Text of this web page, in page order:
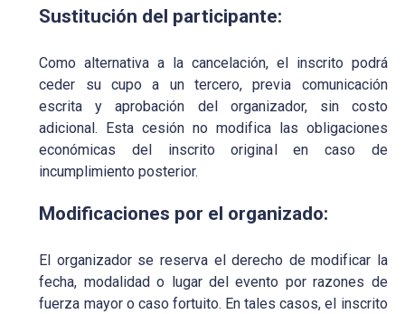
Sustitución del participante:
Como alternativa a la cancelación, el inscrito podrá
ceder su cupo a un tercero, previa comunicación
escrita y aprobación del organizador, sin costo
adicional. Esta cesión no modifica las obligaciones
económicas del inscrito original en caso de
incumplimiento posterior.
Modificaciones por el organizado:
El organizador se reserva el derecho de modificar la
fecha, modalidad o lugar del evento por razones de
fuerza mayor o caso fortuito. En tales casos, el inscrito